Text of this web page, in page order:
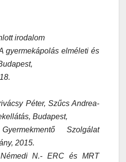
irodalom
gyermekápolás elméleti és
Péter, Szűcs Andrea-
Budapest,
Szolgálat
2015.
N.- ERC és MRT